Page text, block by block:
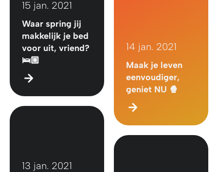
15 jan. 2021
Waar spring jij
makkelijk je bed
voor uit, vriend?
🛌🏼
14 jan. 2021
Maak je leven
eenvoudiger,
geniet NU 🍿
13 jan. 2021